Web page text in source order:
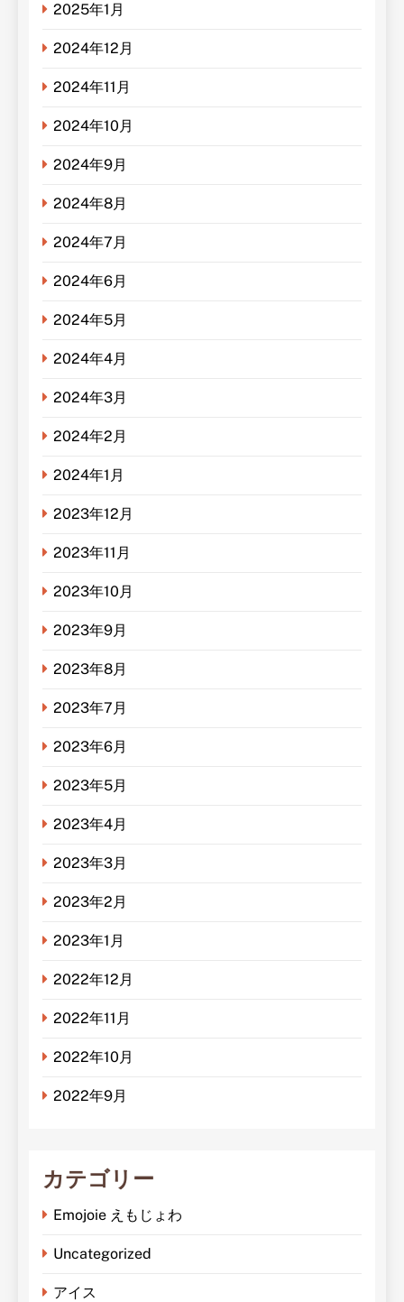
2025年1月
2024年12月
2024年11月
2024年10月
2024年9月
2024年8月
2024年7月
2024年6月
2024年5月
2024年4月
2024年3月
2024年2月
2024年1月
2023年12月
2023年11月
2023年10月
2023年9月
2023年8月
2023年7月
2023年6月
2023年5月
2023年4月
2023年3月
2023年2月
2023年1月
2022年12月
2022年11月
2022年10月
2022年9月
カテゴリー
Emojoie えもじょわ
Uncategorized
アイス